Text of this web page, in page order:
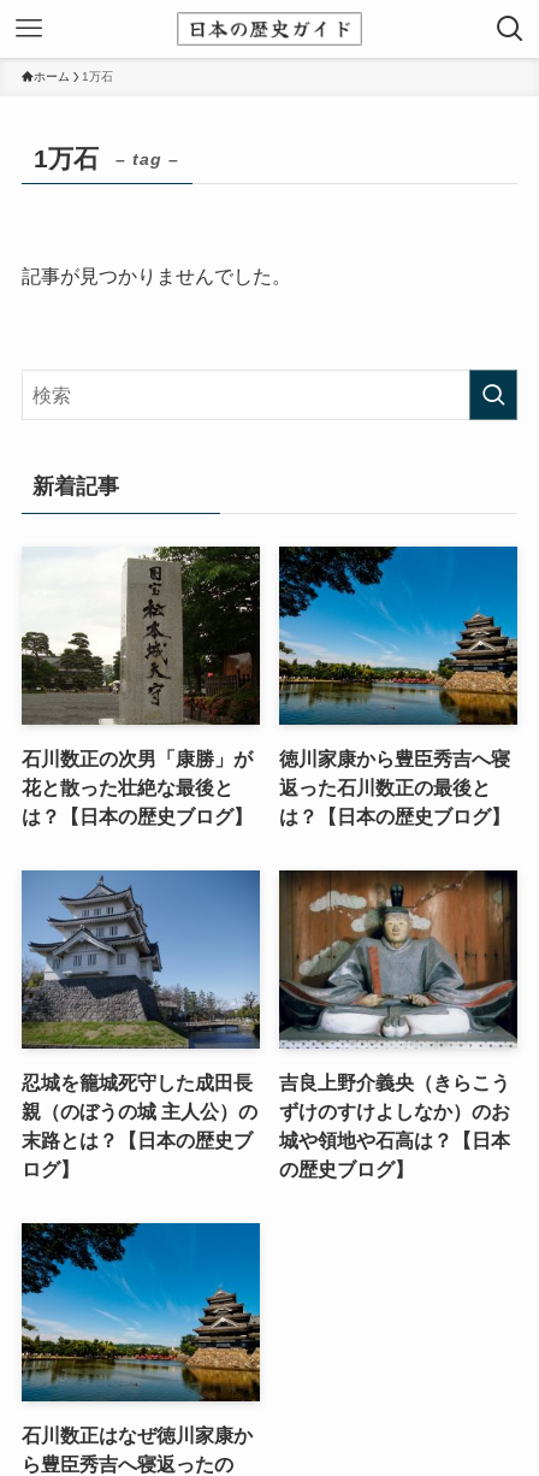
ホーム 1万石
1万石 – tag –
記事が見つかりませんでした。
新着記事
石川数正の次男「康勝」が
花と散った壮絶な最後と
は？【日本の歴史ブログ】
徳川家康から豊臣秀吉へ寝
返った石川数正の最後と
は？【日本の歴史ブログ】
忍城を籠城死守した成田長
親（のぼうの城 主人公）の
末路とは？【日本の歴史ブ
ログ】
吉良上野介義央（きらこう
ずけのすけよしなか）のお
城や領地や石高は？【日本
の歴史ブログ】
石川数正はなぜ徳川家康か
ら豊臣秀吉へ寝返ったの